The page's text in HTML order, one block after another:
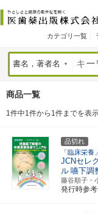
カテゴリ一覧
商品一覧
1件中1件から1件までを表
品切れ
「臨床栄養
JCNセレ
ル 嚥下調
藤谷順子
発行時参